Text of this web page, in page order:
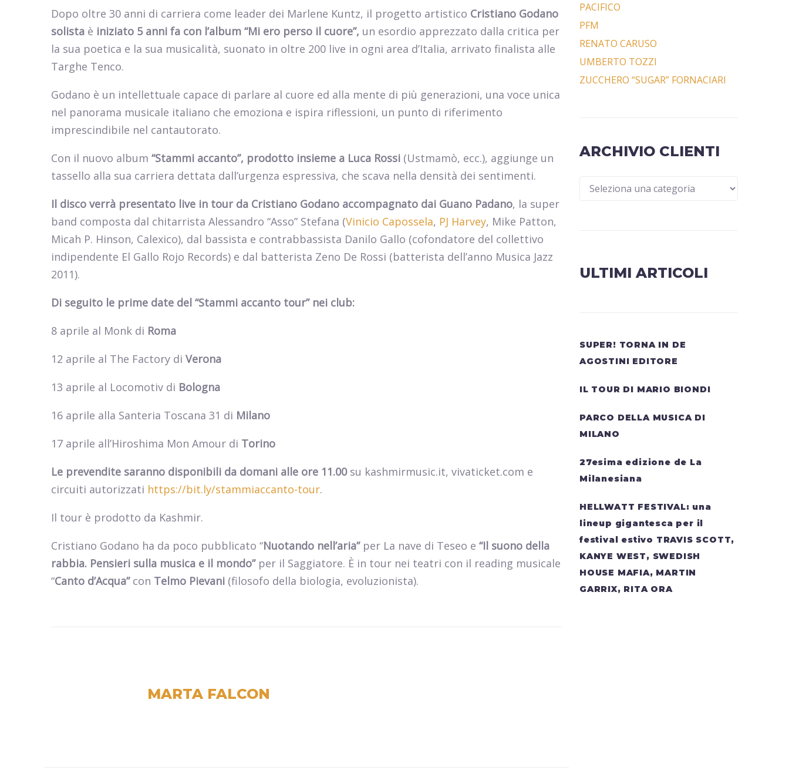
Dopo oltre 30 anni di carriera come leader dei Marlene Kuntz, il progetto artistico Cristiano Godano
solista è iniziato 5 anni fa con l’album “Mi ero perso il cuore”, un esordio apprezzato dalla critica per
la sua poetica e la sua musicalità, suonato in oltre 200 live in ogni area d’Italia, arrivato finalista alle
Targhe Tenco.
Godano è un intellettuale capace di parlare al cuore ed alla mente di più generazioni, una voce unica
nel panorama musicale italiano che emoziona e ispira riflessioni, un punto di riferimento
imprescindibile nel cantautorato.
Con il nuovo album “Stammi accanto”, prodotto insieme a Luca Rossi (Ustmamò, ecc.), aggiunge un
tassello alla sua carriera dettata dall’urgenza espressiva, che scava nella densità dei sentimenti.
Il disco verrà presentato live in tour da Cristiano Godano accompagnato dai Guano Padano, la super
band composta dal chitarrista Alessandro “Asso” Stefana (Vinicio Capossela, PJ Harvey, Mike Patton,
Micah P. Hinson, Calexico), dal bassista e contrabbassista Danilo Gallo (cofondatore del collettivo
indipendente El Gallo Rojo Records) e dal batterista Zeno De Rossi (batterista dell’anno Musica Jazz
2011).
Di seguito le prime date del “Stammi accanto tour” nei club:
8 aprile al Monk di Roma
12 aprile al The Factory di Verona
13 aprile al Locomotiv di Bologna
16 aprile alla Santeria Toscana 31 di Milano
17 aprile all’Hiroshima Mon Amour di Torino
Le prevendite saranno disponibili da domani alle ore 11.00 su kashmirmusic.it, vivaticket.com e
circuiti autorizzati https://bit.ly/stammiaccanto-tour.
Il tour è prodotto da Kashmir.
Cristiano Godano ha da poco pubblicato “Nuotando nell’aria”per La nave di Teseo e “Il suono della
rabbia. Pensieri sulla musica e il mondo”per il Saggiatore. È in tour nei teatri con il reading musicale
“Canto d’Acqua”con Telmo Pievani (filosofo della biologia, evoluzionista).
MARTA FALCON
PACIFICO
PFM
RENATO CARUSO
UMBERTO TOZZI
ZUCCHERO “SUGAR” FORNACIARI
ARCHIVIO CLIENTI
ULTIMI ARTICOLI
SUPER! TORNA IN DE
AGOSTINI EDITORE
IL TOUR DI MARIO BIONDI
PARCO DELLA MUSICA DI
MILANO
27esima edizione de La
Milanesiana
HELLWATT FESTIVAL: una
lineup gigantesca per il
festival estivo TRAVIS SCOTT,
KANYE WEST, SWEDISH
HOUSE MAFIA, MARTIN
GARRIX, RITA ORA